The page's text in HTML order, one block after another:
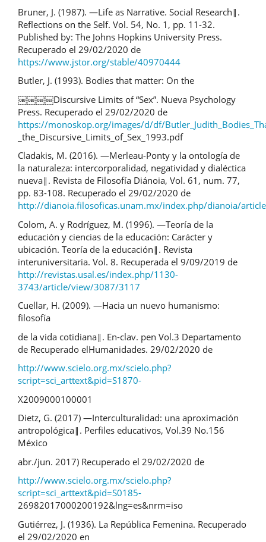
Bruner, J. (1987). ―Life as Narrative. Social Research‖.
Reflections on the Self. Vol. 54, No. 1, pp. 11-32.
Published by: The Johns Hopkins University Press.
Recuperado el 29/02/2020 de
https://www.jstor.org/stable/40970444
Butler, J. (1993). Bodies that matter: On the
￼￼￼￼Discursive Limits of “Sex”. Nueva Psychology
Press. Recuperado el 29/02/2020 de
https://monoskop.org/images/d/df/
_the_Discursive_Limits_of_Sex_1993.pdf
Cladakis, M. (2016). ―Merleau-Ponty y la ontología de
la naturaleza: intercorporalidad, negatividad y dialéctica
nueva‖. Revista de Filosofía Diánoia, Vol. 61, num. 77,
pp. 83-108. Recuperado el 29/02/2020 de
http://dianoia.filosoficas.unam.mx/index.php/dianoia/
Colom, A. y Rodríguez, M. (1996). ―Teoría de la
educación y ciencias de la educación: Carácter y
ubicación. Teoría de la educación‖. Revista
interuniversitaria. Vol. 8. Recuperada el 9/09/2019 de
http://revistas.usal.es/index.php/1130-
3743/article/view/3087/3117
Cuellar, H. (2009). ―Hacia un nuevo humanismo:
filosofía
de la vida cotidiana‖. En-clav. pen Vol.3 Departamento
de Recuperado elHumanidades. 29/02/2020 de
http://www.scielo.org.mx/scielo.php?
script=sci_arttext&pid=S1870-
X2009000100001
Dietz, G. (2017) ―Interculturalidad: una aproximación
antropológica‖. Perfiles educativos, Vol.39 No.156
México
abr./jun. 2017) Recuperado el 29/02/2020 de
http://www.scielo.org.mx/scielo.php?
script=sci_arttext&pid=S0185-
26982017000200192&lng=es&nrm=iso
Gutiérrez, J. (1936). La República Femenina. Recuperado
el 29/02/2020 en